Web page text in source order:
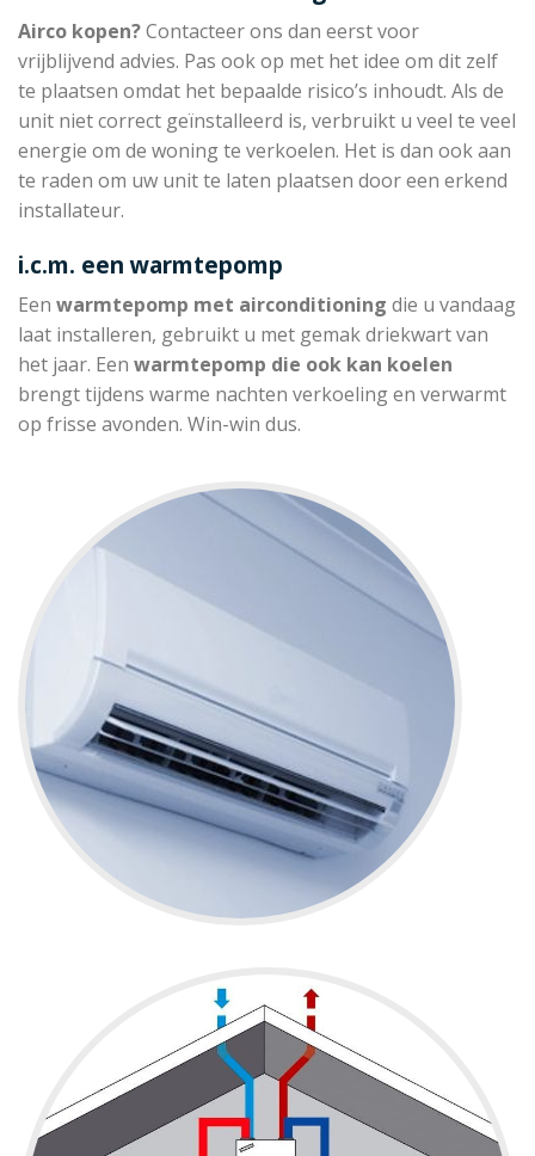
Airco kopen?Contacteer ons dan eerst voor
vrijblijvend advies. Pas ook op met het idee om dit zelf
te plaatsen omdat het bepaalde risico’s inhoudt. Als de
unit niet correct geïnstalleerd is, verbruikt u veel te veel
energie om de woning te verkoelen. Het is dan ook aan
te raden om uw unit te laten plaatsen door een erkend
installateur.
i.c.m. een warmtepomp
Een warmtepomp met airconditioning die u vandaag
laat installeren, gebruikt u met gemak driekwart van
het jaar. Een warmtepomp die ook kan koelen
brengt tijdens warme nachten verkoeling en verwarmt
op frisse avonden. Win-win dus.